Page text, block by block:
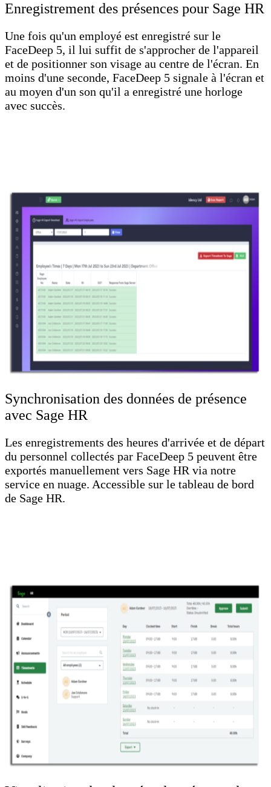
Enregistrement des présences pour Sage HR
Une fois qu'un employé est enregistré sur le
FaceDeep 5, il lui suffit de s'approcher de l'appareil
et de positionner son visage au centre de l'écran. En
moins d'une seconde, FaceDeep 5 signale à l'écran et
au moyen d'un son qu'il a enregistré une horloge
avec succès.
Synchronisation des données de présence
avec Sage HR
Les enregistrements des heures d'arrivée et de départ
du personnel collectés par FaceDeep 5 peuvent être
exportés manuellement vers Sage HR via notre
service en nuage. Accessible sur le tableau de bord
de Sage HR.